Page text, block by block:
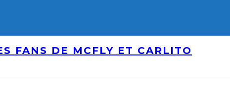
FANS DE MCFLY ET CARLITO